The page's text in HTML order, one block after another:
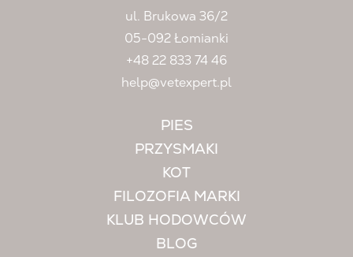
ul. Brukowa 36/2
05-092 Łomianki
+48 22 833 74 46
help@vetexpert.pl
PIES
PRZYSMAKI
KOT
FILOZOFIA MARKI
KLUB HODOWCÓW
BLOG